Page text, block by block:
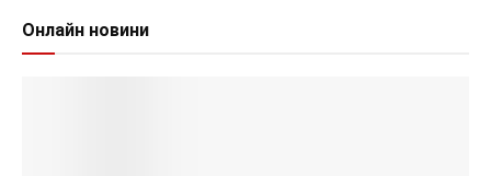
Онлайн новини